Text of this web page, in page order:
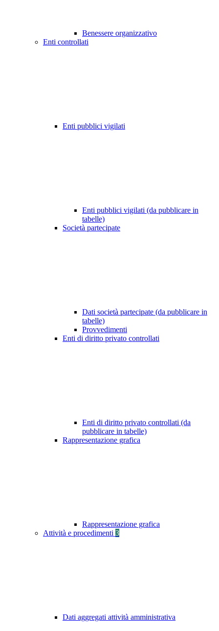
Benessere organizzativo
Enti controllati
Enti pubblici vigilati
Enti pubblici vigilati (da pubblicare in
tabelle)
Società partecipate
Dati società partecipate (da pubblicare in
tabelle)
Provvedimenti
Enti di diritto privato controllati
Enti di diritto privato controllati (da
pubblicare in tabelle)
Rappresentazione grafica
Rappresentazione grafica
Attività e procedimenti 3
Dati aggregati attività amministrativa